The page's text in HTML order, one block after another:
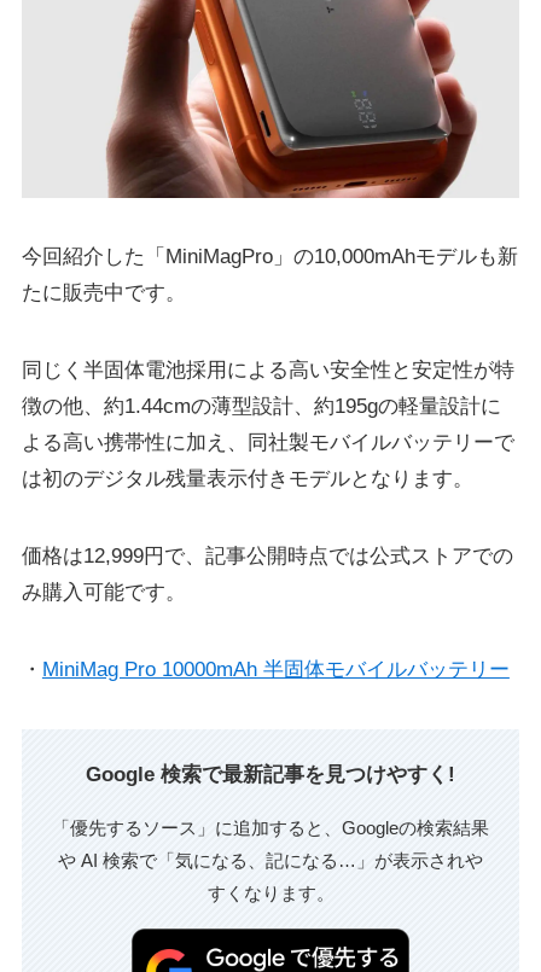
今回紹介した「MiniMagPro」の10,000mAhモデルも新
たに販売中です。
同じく半固体電池採用による高い安全性と安定性が特
徴の他、約1.44cmの薄型設計、約195gの軽量設計に
よる高い携帯性に加え、同社製モバイルバッテリーで
は初のデジタル残量表示付きモデルとなります。
価格は12,999円で、記事公開時点では公式ストアでの
み購入可能です。
・ MiniMag Pro 10000mAh 半固体モバイルバッテリー
Google 検索で最新記事を見つけやすく!
「優先するソース」に追加すると、Googleの検索結果
や AI 検索で「気になる、記になる…」が表示されや
すくなります。